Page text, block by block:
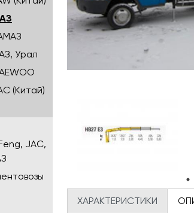
Урал
(Китай)
JAC,
ХАРАКТЕРИСТИКИ